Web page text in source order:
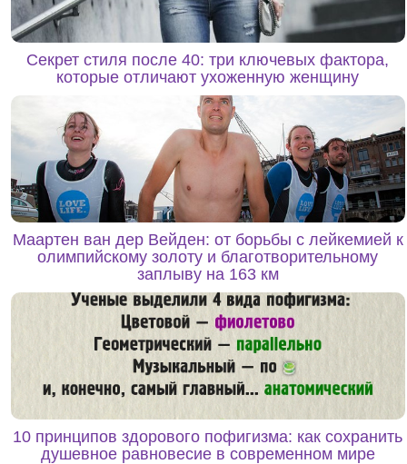
Секрет стиля после 40: три ключевых фактора,
которые отличают ухоженную женщину
Маартен ван дер Вейден: от борьбы с лейкемией к
олимпийскому золоту и благотворительному
заплыву на 163 км
10 принципов здорового пофигизма: как сохранить
душевное равновесие в современном мире